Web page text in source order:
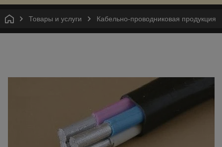
Товары и услуги Кабельно-проводниковая продукция